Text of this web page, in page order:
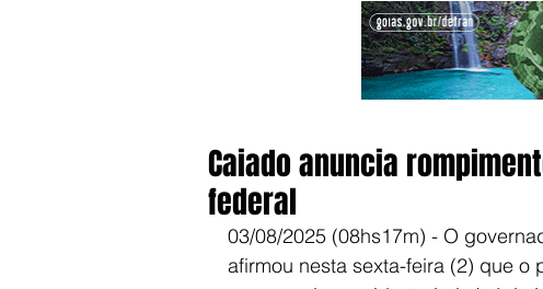
Caiado anuncia
federal
03/08/2025 (08hs17m) - O
afirmou nesta sexta-feira (2) que